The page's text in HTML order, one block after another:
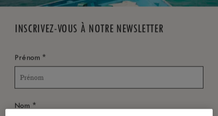
INSCRIVEZ-VOUS À NOTRE NEWSLETTER
Prénom*
Nom *